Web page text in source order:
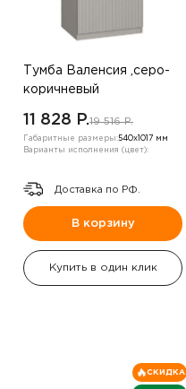
Тумба Валенсия ,серо-
коричневый
11 828 P.19 516 P.
Габаритные размеры:540х1017 мм
Варианты исполнения (цвет):
Доставка по РФ.
В корзину
Купить в один клик
СКИДКА